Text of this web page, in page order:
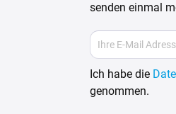
senden einmal
Ich habe die
genommen.